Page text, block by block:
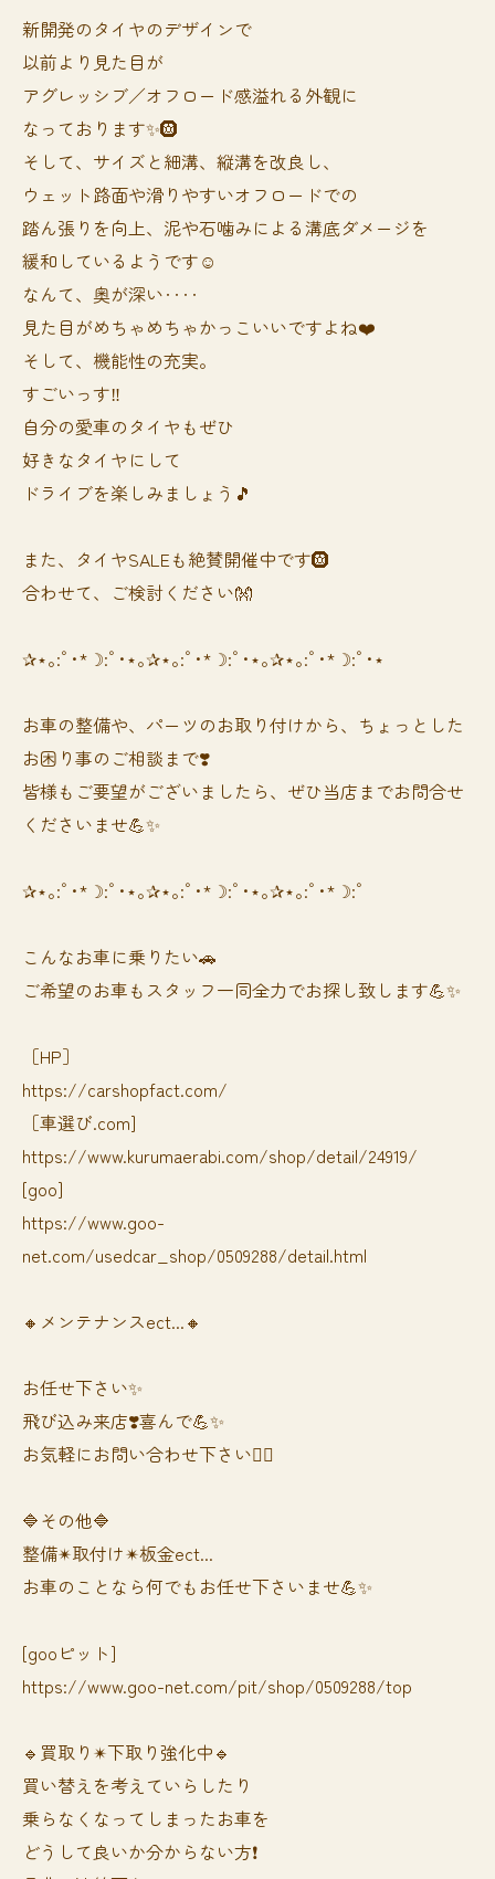
新開発のタイヤのデザインで
以前より見た目が
アグレッシブ／オフロード感溢れる外観に
なっております✨🛞
そして、サイズと細溝、縦溝を改良し、
ウェット路面や滑りやすいオフロードでの
踏ん張りを向上、泥や石噛みによる溝底ダメージを
緩和しているようです☺️
なんて、奥が深い‥‥
見た目がめちゃめちゃかっこいいですよね❤️
そして、機能性の充実。
すごいっす‼️
自分の愛車のタイヤもぜひ
好きなタイヤにして
ドライブを楽しみましょう🎵
また、タイヤSALEも絶賛開催中です🛞
合わせて、ご検討ください👐
✰⋆｡:ﾟ･*☽:ﾟ･⋆｡✰⋆｡:ﾟ･*☽:ﾟ･⋆｡✰⋆｡:ﾟ･*☽:ﾟ･⋆
お車の整備や、パーツのお取り付けから、ちょっとした
お困り事のご相談まで❣️
皆様もご要望がございましたら、ぜひ当店までお問合せ
くださいませ💪✨
✰⋆｡:ﾟ･*☽:ﾟ･⋆｡✰⋆｡:ﾟ･*☽:ﾟ･⋆｡✰⋆｡:ﾟ･*☽:ﾟ
⁡⁡⁡こんなお車に乗りたい🚗
ご希望のお車もスタッフ一同全力でお探し致します💪✨
［HP］
https://carshopfact.com/
［車選び.com]
https://www.kurumaerabi.com/shop/detail/24919/
[goo]
https://www.goo-
net.com/usedcar_shop/0509288/detail.html
🔸メンテナンスect...🔸
お任せ下さい✨
飛び込み来店❣️喜んで💪✨
お気軽にお問い合わせ下さい🙆‍♀️
🔷その他🔷
整備✴︎取付け✴︎板金ect...
お車のことなら何でもお任せ下さいませ💪✨
[gooピット]
https://www.goo-net.com/pit/shop/0509288/top
🔹買取り✴︎下取り強化中🔹
買い替えを考えていらしたり
乗らなくなってしまったお車を
どうして良いか分からない方❗️